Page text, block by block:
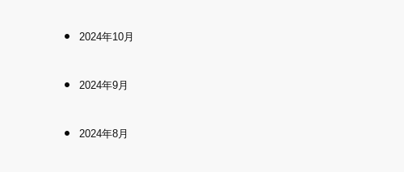
2024年10月
2024年9月
2024年8月